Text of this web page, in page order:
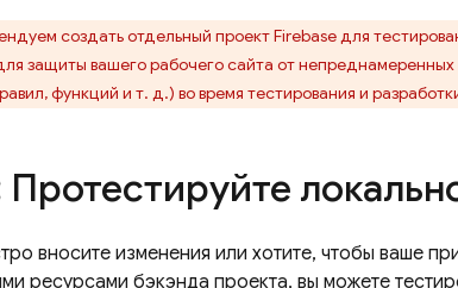
создать отдельный проект Firebase для
защиты вашего рабочего сайта от
функций и т. д.) во время тестирования и
Протестируйте
вносите изменения или хотите, чтобы ваше
ресурсами бэкэнда проекта, вы можете